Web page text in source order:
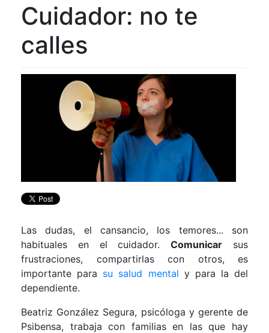
Cuidador: no te
calles
Las dudas, el cansancio, los temores... son
habituales en el cuidador.Comunicar sus
frustraciones, compartirlas con otros, es
importante para su salud mental y para la del
dependiente.
Beatriz González Segura, psicóloga y gerente de
Psibensa, trabaja con familias en las que hay